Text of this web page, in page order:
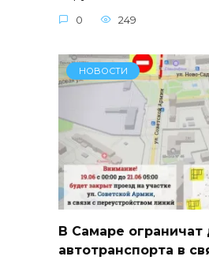
0 249
НОВОСТИ
В Самаре
автотранспорта в